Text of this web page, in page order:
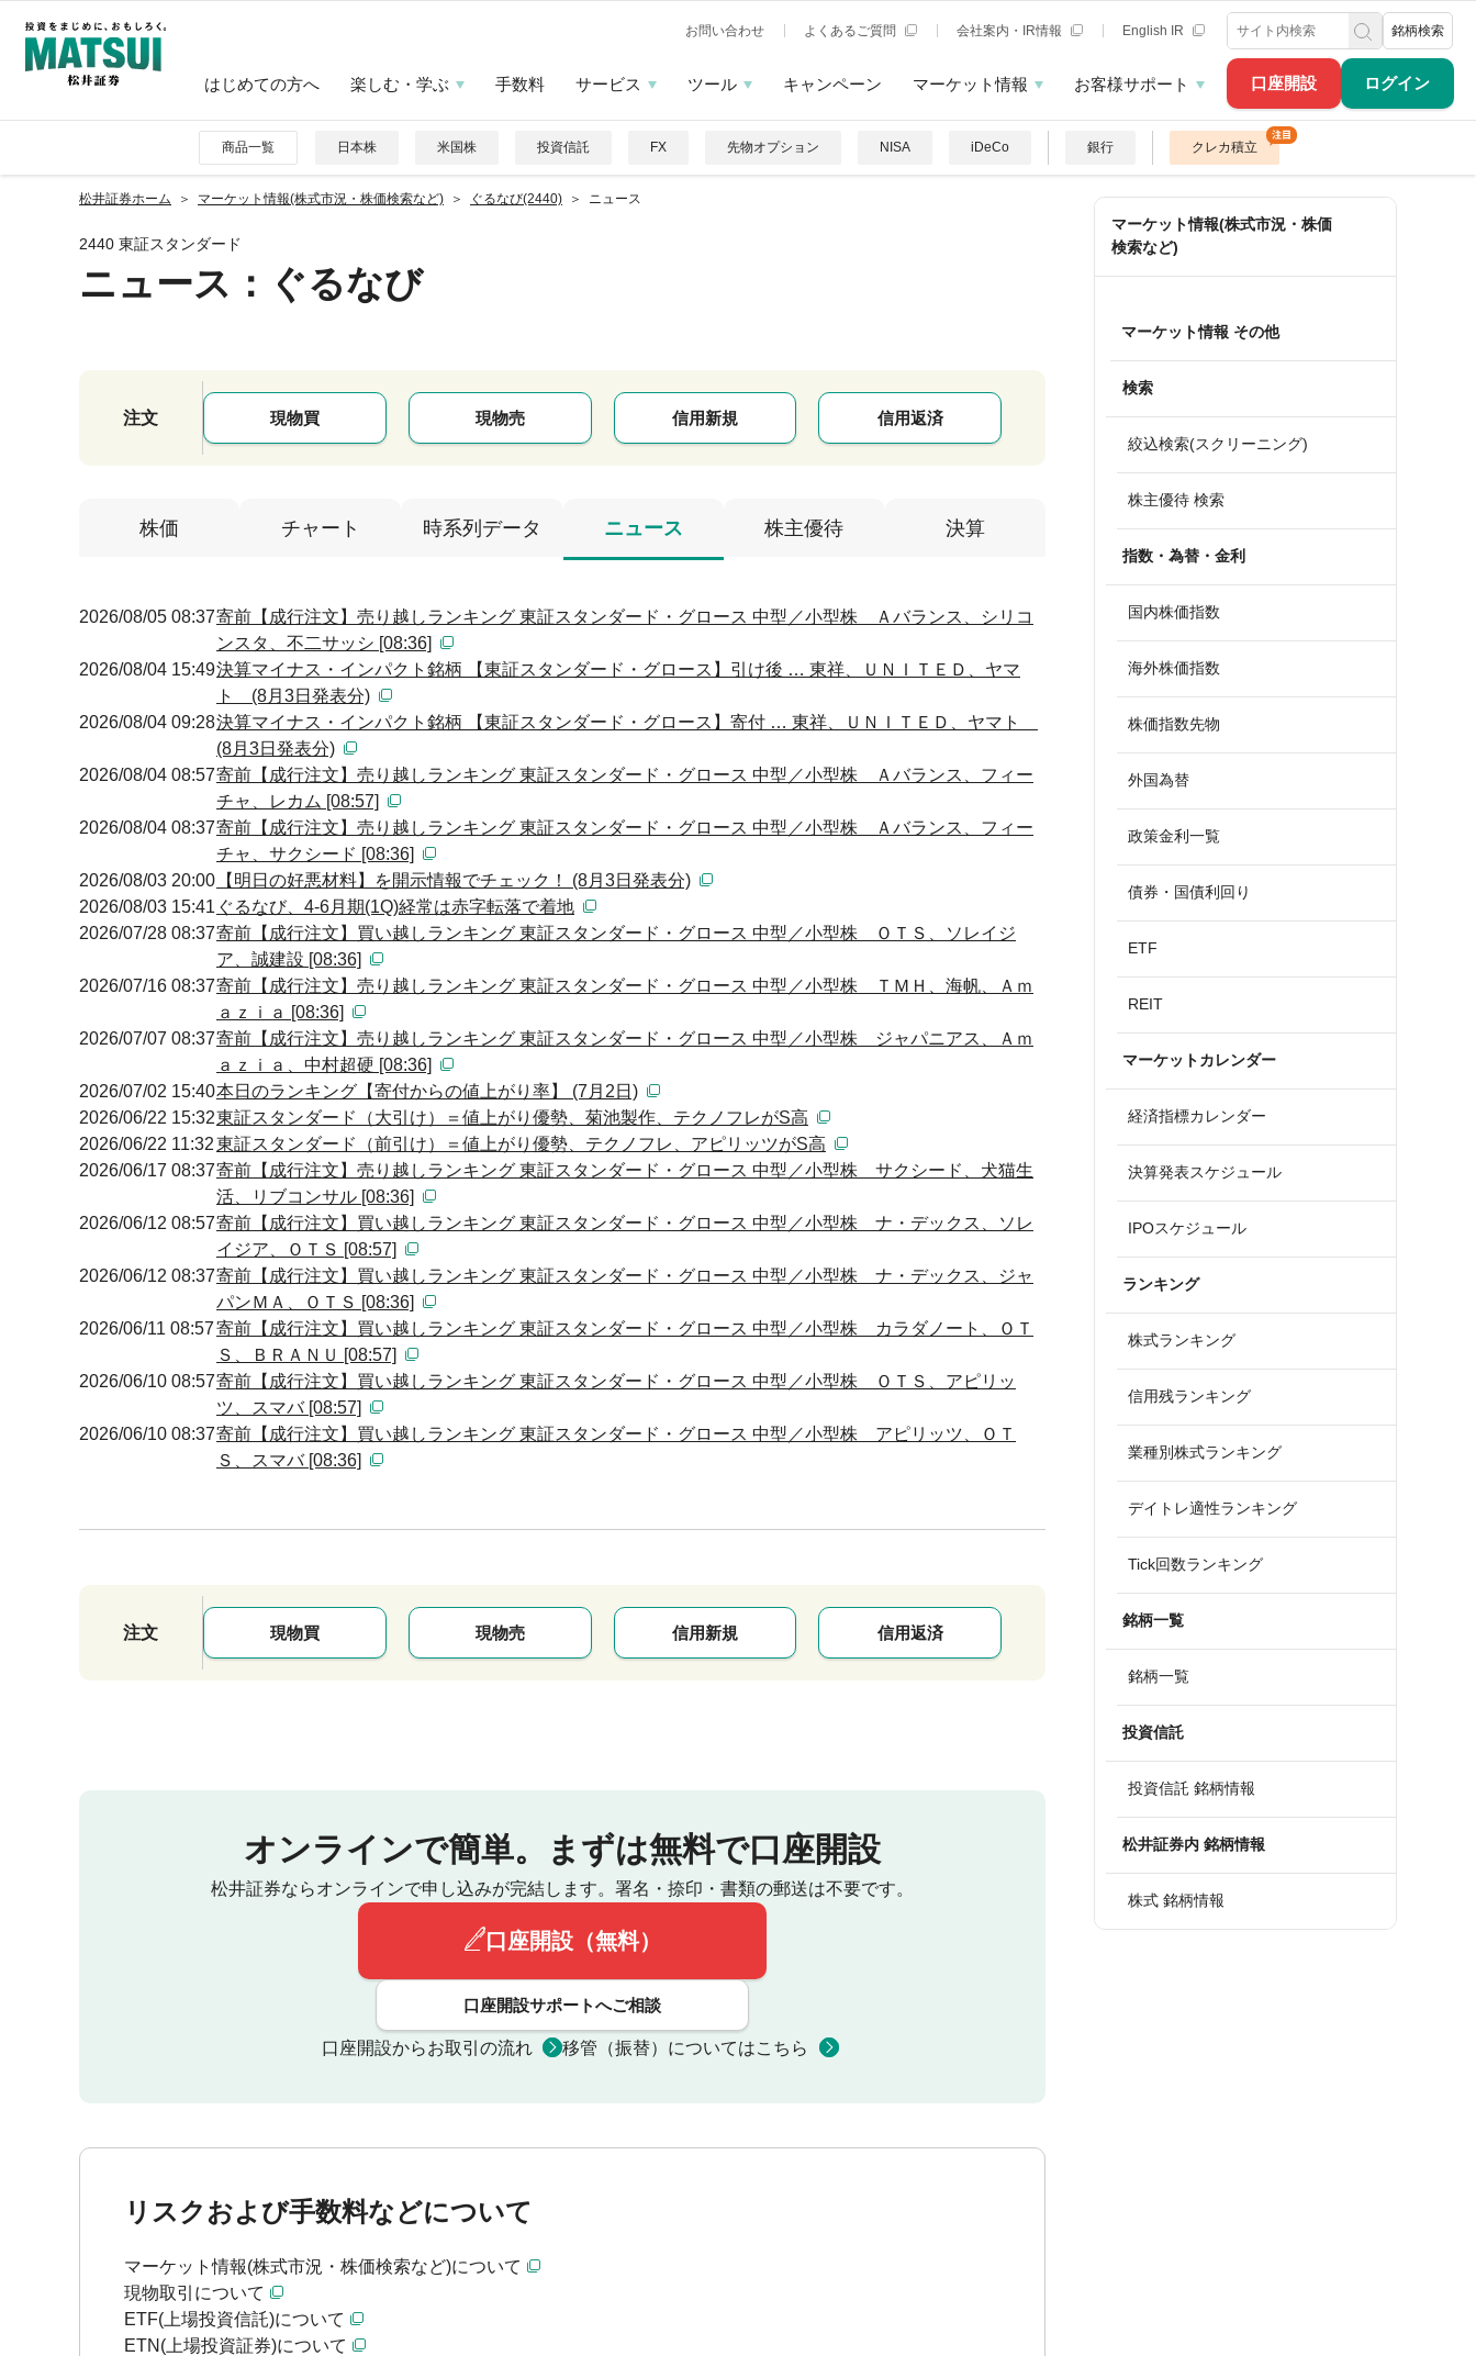
口座開設 ログイン
お問い合わせ よくあるご質問 会社案内・IR情報 English IR 銘柄検索
はじめての方へ 楽しむ・学ぶ 手数料 サービス ツール キャンペーン マーケット情報 お客様サポート
商品一覧 日本株 米国株 投資信託 FX 先物オプション NISA iDeCo 銀行 クレカ積立
松井証券ホーム マーケット情報(株式市況・株価検索など) ぐるなび(2440) ニュース
2440 東証スタンダード
ニュース ：ぐるなび
注文 現物買 現物売 信用新規 信用返済
株価 チャート 時系列データ ニュース 株主優待 決算
2026/08/05 08:37寄前【成行注文】売り越しランキング 東証スタンダード・グロース 中型／小型株 Ａバランス、シリコ
ンスタ、不二サッシ [08:36]
2026/08/04 15:49決算マイナス・インパクト銘柄 【東証スタンダード・グロース】引け後 … 東祥、ＵＮＩＴＥＤ、ヤマ
ト (8月3日発表分)
2026/08/04 09:28決算マイナス・インパクト銘柄 【東証スタンダード・グロース】寄付 … 東祥、ＵＮＩＴＥＤ、ヤマト
(8月3日発表分)
2026/08/04 08:57寄前【成行注文】売り越しランキング 東証スタンダード・グロース 中型／小型株 Ａバランス、フィー
チャ、レカム [08:57]
2026/08/04 08:37寄前【成行注文】売り越しランキング 東証スタンダード・グロース 中型／小型株 Ａバランス、フィー
チャ、サクシード [08:36]
2026/08/03 20:00 【明日の好悪材料】を開示情報でチェック！ (8月3日発表分)
2026/08/03 15:41 ぐるなび、4-6月期(1Q)経常は赤字転落で着地
2026/07/28 08:37寄前【成行注文】買い越しランキング 東証スタンダード・グロース 中型／小型株 ＯＴＳ、ソレイジ
ア、誠建設 [08:36]
2026/07/16 08:37寄前【成行注文】売り越しランキング 東証スタンダード・グロース 中型／小型株 ＴＭＨ、海帆、Ａｍ
ａｚｉａ [08:36]
2026/07/07 08:37寄前【成行注文】売り越しランキング 東証スタンダード・グロース 中型／小型株 ジャパニアス、Ａｍ
ａｚｉａ、中村超硬 [08:36]
2026/07/02 15:40本日のランキング【寄付からの値上がり率】 (7月2日)
2026/06/22 15:32東証スタンダード（大引け）＝値上がり優勢、菊池製作、テクノフレがS高
2026/06/22 11:32東証スタンダード（前引け）＝値上がり優勢、テクノフレ、アピリッツがS高
2026/06/17 08:37寄前【成行注文】売り越しランキング 東証スタンダード・グロース 中型／小型株 サクシード、犬猫生
活、リブコンサル [08:36]
2026/06/12 08:57寄前【成行注文】買い越しランキング 東証スタンダード・グロース 中型／小型株 ナ・デックス、ソレ
イジア、ＯＴＳ [08:57]
2026/06/12 08:37寄前【成行注文】買い越しランキング 東証スタンダード・グロース 中型／小型株 ナ・デックス、ジャ
パンＭＡ、ＯＴＳ [08:36]
2026/06/11 08:57寄前【成行注文】買い越しランキング 東証スタンダード・グロース 中型／小型株 カラダノート、ＯＴ
Ｓ、ＢＲＡＮＵ [08:57]
2026/06/10 08:57寄前【成行注文】買い越しランキング 東証スタンダード・グロース 中型／小型株 ＯＴＳ、アピリッ
ツ、スマバ [08:57]
2026/06/10 08:37寄前【成行注文】買い越しランキング 東証スタンダード・グロース 中型／小型株 アピリッツ、ＯＴ
Ｓ、スマバ [08:36]
注文 現物買 現物売 信用新規 信用返済
オンラインで簡単。 まずは無料で口座開設
松井証券ならオンラインで申し込みが完結します。 署名・捺印・書類の郵送は不要です。
口座開設（無料）
口座開設サポートへご相談
口座開設からお取引の流れ 移管（振替）についてはこちら
リスクおよび手数料などについて
マーケット情報(株式市況・株価検索など)について
現物取引について
ETF(上場投資信託)について
ETN(上場投資証券)について
マーケット情報(株式市況・株価
検索など)
マーケット情報 その他
検索
絞込検索(スクリーニング)
株主優待 検索
指数・為替・金利
国内株価指数
海外株価指数
株価指数先物
外国為替
政策金利一覧
債券・国債利回り
ETF
REIT
マーケットカレンダー
経済指標カレンダー
決算発表スケジュール
IPOスケジュール
ランキング
株式ランキング
信用残ランキング
業種別株式ランキング
デイトレ適性ランキング
Tick回数ランキング
銘柄一覧
銘柄一覧
投資信託
投資信託 銘柄情報
松井証券内 銘柄情報
株式 銘柄情報